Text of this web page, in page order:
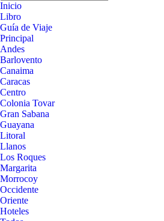
Inicio
Libro
Guía de Viaje
Principal
Andes
Barlovento
Canaima
Caracas
Centro
Colonia Tovar
Gran Sabana
Guayana
Litoral
Llanos
Los Roques
Margarita
Morrocoy
Occidente
Oriente
Hoteles